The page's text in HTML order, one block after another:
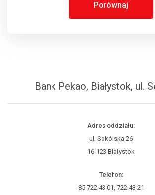
Porównaj
Bank Pekao, Białystok, ul.
Adres oddziału:
ul. Sokólska 26
16-123 Białystok
Telefon:
85 722 43 01, 722 43 21